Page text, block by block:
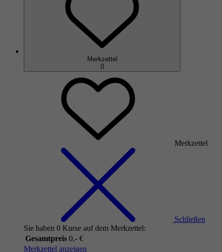
Merkzettel
0
Merkzettel
Schließen
Sie haben 0 Kurse auf dem Merkzettel:
Gesamtpreis 0,- €
Merkzettel anzeigen